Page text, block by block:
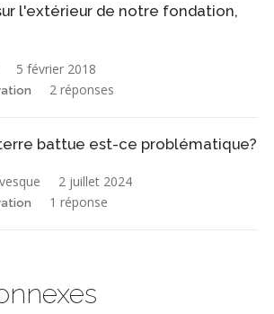
l'extérieur de notre fondation,
5 février 2018
2 réponses
battue est-ce problématique?
2 juillet 2024
1 réponse